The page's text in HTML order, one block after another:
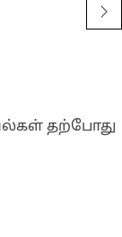
தற்போது